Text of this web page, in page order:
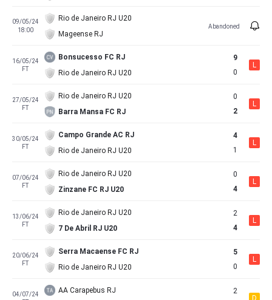
09/05/24
18:00
Rio de Janeiro RJ U20
Mageense RJ
Abandoned
16/05/24
FT
Bonsucesso FC RJ
Rio de Janeiro RJ U20
9
0
L
27/05/24
FT
Rio de Janeiro RJ U20
Barra Mansa FC RJ
0
2
L
30/05/24
FT
Campo Grande AC RJ
Rio de Janeiro RJ U20
4
1
L
07/06/24
FT
Rio de Janeiro RJ U20
Zinzane FC RJ U20
0
4
L
13/06/24
FT
Rio de Janeiro RJ U20
7 De Abril RJ U20
2
4
L
20/06/24
FT
Serra Macaense FC RJ
Rio de Janeiro RJ U20
5
0
L
04/07/24
AA Carapebus RJ
2
D